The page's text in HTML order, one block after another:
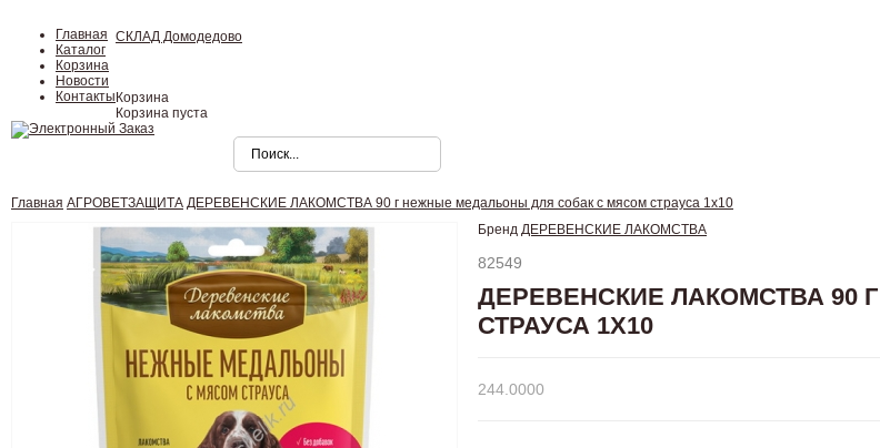
Главная
Каталог
Корзина
Новости
Контакты
СКЛАД Домодедово
Корзина
Корзина пуста
Главная АГРОВЕТЗАЩИТА ДЕРЕВЕНСКИЕ ЛАКОМСТВА 90 г нежные медальоны для собак с мясом страуса 1х10
Бренд ДЕРЕВЕНСКИЕ ЛАКОМСТВА
82549
ДЕРЕВЕНСКИЕ ЛАКОМСТВА
СТРАУСА 1Х10
244.0000